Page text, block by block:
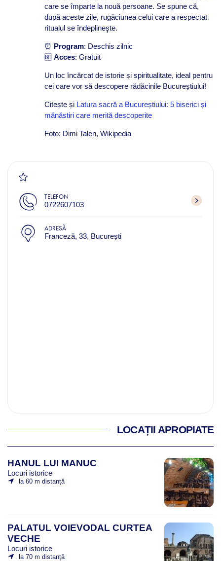
care se împarte la nouă persoane. Se spune că,
după aceste zile, rugăciunea celui care a respectat
ritualul se îndeplineşte.
⏰ Program: Deschis zilnic
🆓 Acces: Gratuit
Un loc încărcat de istorie și spiritualitate, ideal pentru
cei care vor să descopere rădăcinile Bucureștiului!
Citește și Latura sacră a Bucureștiului: 5 biserici și
mănăstiri care merită descoperite
Foto: Dimi Talen, Wikipedia
TELEFON
0722607103
ADRESĂ
Franceză, 33, București
LOCAȚII APROPIATE
HANUL LUI MANUC
Locuri istorice
la 60 m distanță
PALATUL VOIEVODAL CURTEA
VECHE
Locuri istorice
la 70 m distanță